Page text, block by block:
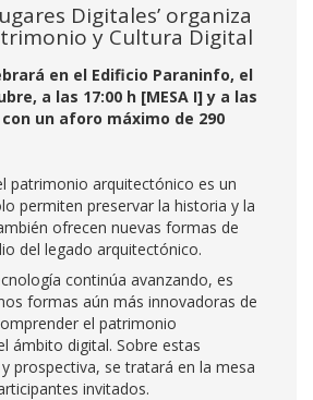
Digitales’ organiza
y Cultura Digital
en el Edificio Paraninfo, el
a las 17:00 h [MESA I] y a las
con un aforo máximo de 290
patrimonio arquitectónico es un
permiten preservar la historia y la
ofrecen nuevas formas de
del legado arquitectónico.
continúa avanzando, es
formas aún más innovadoras de
el patrimonio
ámbito digital. Sobre estas
prospectiva, se tratará en la mesa
invitados.